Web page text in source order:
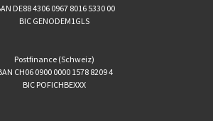
DE88 4306 0967 8016 5330 00
BIC GENODEM1GLS
Postfinance (Schweiz)
CH06 0900 0000 1578 8209 4
BIC POFICHBEXXX